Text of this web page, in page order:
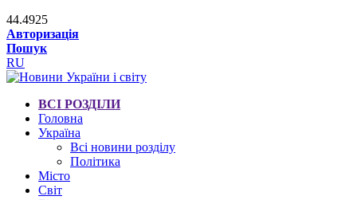
44.4925
Авторизація
Пошук
RU
ВСІ РОЗДІЛИ
Головна
Україна
Всі новини розділу
Політика
Місто
Світ